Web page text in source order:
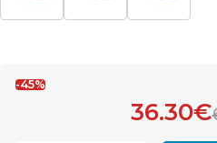
-45%
36.30€